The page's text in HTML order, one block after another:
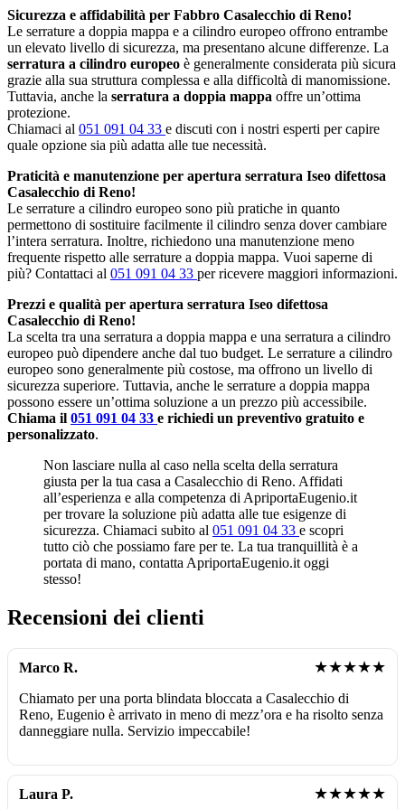
Sicurezza e affidabilità per Fabbro Casalecchio di Reno!
Le serrature a doppia mappa e a cilindro europeo offrono entrambe
un elevato livello di sicurezza, ma presentano alcune differenze. La
serratura a cilindro europeo è generalmente considerata più sicura
grazie alla sua struttura complessa e alla difficoltà di manomissione.
Tuttavia, anche la serratura a doppia mappa offre un’ottima
protezione.
Chiamaci al 051 091 04 33 e discuti con i nostri esperti per capire
quale opzione sia più adatta alle tue necessità.
Praticità e manutenzione per apertura serratura Iseo difettosa
Casalecchio di Reno!
Le serrature a cilindro europeo sono più pratiche in quanto
permettono di sostituire facilmente il cilindro senza dover cambiare
l’intera serratura. Inoltre, richiedono una manutenzione meno
frequente rispetto alle serrature a doppia mappa. Vuoi saperne di
più? Contattaci al 051 091 04 33 per ricevere maggiori informazioni.
Prezzi e qualità per apertura serratura Iseo difettosa
Casalecchio di Reno!
La scelta tra una serratura a doppia mappa e una serratura a cilindro
europeo può dipendere anche dal tuo budget. Le serrature a cilindro
europeo sono generalmente più costose, ma offrono un livello di
sicurezza superiore. Tuttavia, anche le serrature a doppia mappa
possono essere un’ottima soluzione a un prezzo più accessibile.
Chiama il 051 091 04 33 e richiedi un preventivo gratuito e
personalizzato.
Non lasciare nulla al caso nella scelta della serratura
giusta per la tua casa a Casalecchio di Reno. Affidati
all’esperienza e alla competenza di ApriportaEugenio.it
per trovare la soluzione più adatta alle tue esigenze di
sicurezza. Chiamaci subito al 051 091 04 33 e scopri
tutto ciò che possiamo fare per te. La tua tranquillità è a
portata di mano, contatta ApriportaEugenio.it oggi
stesso!
Recensioni dei clienti
Marco R. ★★★★★
Chiamato per una porta blindata bloccata a Casalecchio di
Reno, Eugenio è arrivato in meno di mezz’ora e ha risolto senza
danneggiare nulla. Servizio impeccabile!
Laura P. ★★★★★